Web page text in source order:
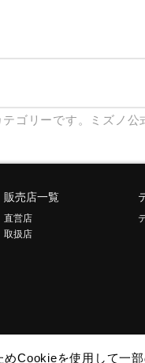
テゴリーです。ミズノ
販売店一覧
直営店
取扱店
Cookieを使用して一